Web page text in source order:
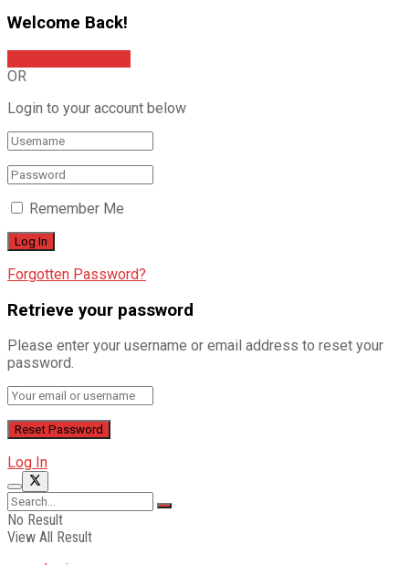
Welcome Back!
OR
Login to your account below
Remember Me
Forgotten Password?
Retrieve your password
Please enter your username or email address to reset your
password.
Log In
No Result
View All Result